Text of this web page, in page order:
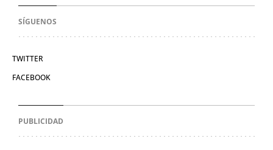
SÍGUENOS
TWITTER
FACEBOOK
PUBLICIDAD